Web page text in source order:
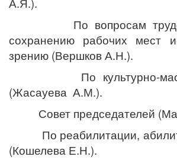
По вопросам
сохранению рабочих мест
зрению (Вершков А.Н.).
По культурно-
(Жасауева А.М.).
Совет председателей
По реабилитации,
(Кошелева Е.Н.).